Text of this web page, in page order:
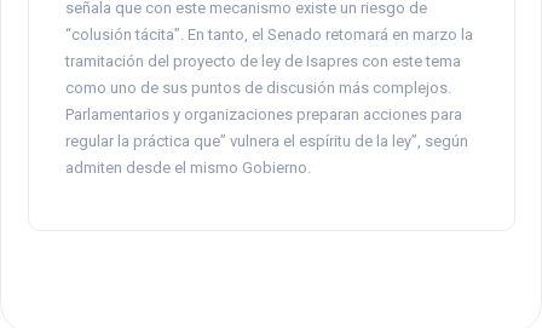
señala que con este mecanismo existe un riesgo de
“colusión tácita”. En tanto, el Senado retomará en marzo la
tramitación del proyecto de ley de Isapres con este tema
como uno de sus puntos de discusión más complejos.
Parlamentarios y organizaciones preparan acciones para
regular la práctica que” vulnera el espíritu de la ley”, según
admiten desde el mismo Gobierno.